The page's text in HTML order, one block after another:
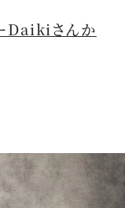
Daikiさんか